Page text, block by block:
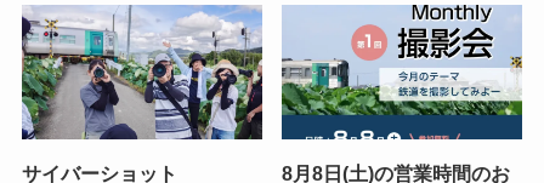
サイバーショット
8月8日(土)の営業時間のお